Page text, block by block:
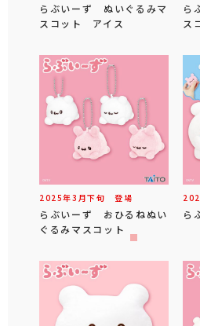
らぶいーず ぬいぐるみマ
スコット アイス
ら
ス
2025年3 月下旬 登場
らぶいーず おひるねぬい
ぐるみマスコット
ら